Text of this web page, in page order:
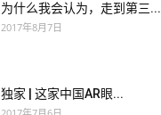
为什么我会认为，走到第三...
2017年8月7日
独家 | 这家中国AR眼...